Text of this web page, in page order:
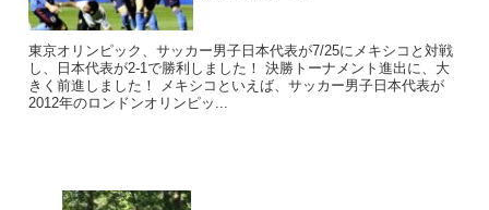
東京オリンピック、サッカー男子日本代表が7/25にメキシコと対戦
し、日本代表が2-1で勝利しました！ 決勝トーナメント進出に、大
きく前進しました！ メキシコといえば、サッカー男子日本代表が
2012年のロンドンオリンピッ...